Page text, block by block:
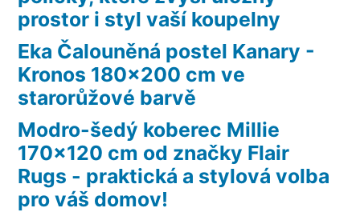
prostor i styl vaší koupelny
Eka Čalouněná postel Kanary -
Kronos 180×200 cm ve
starorůžové barvě
Modro-šedý koberec Millie
170×120 cm od značky Flair
Rugs - praktická a stylová volba
pro váš domov!